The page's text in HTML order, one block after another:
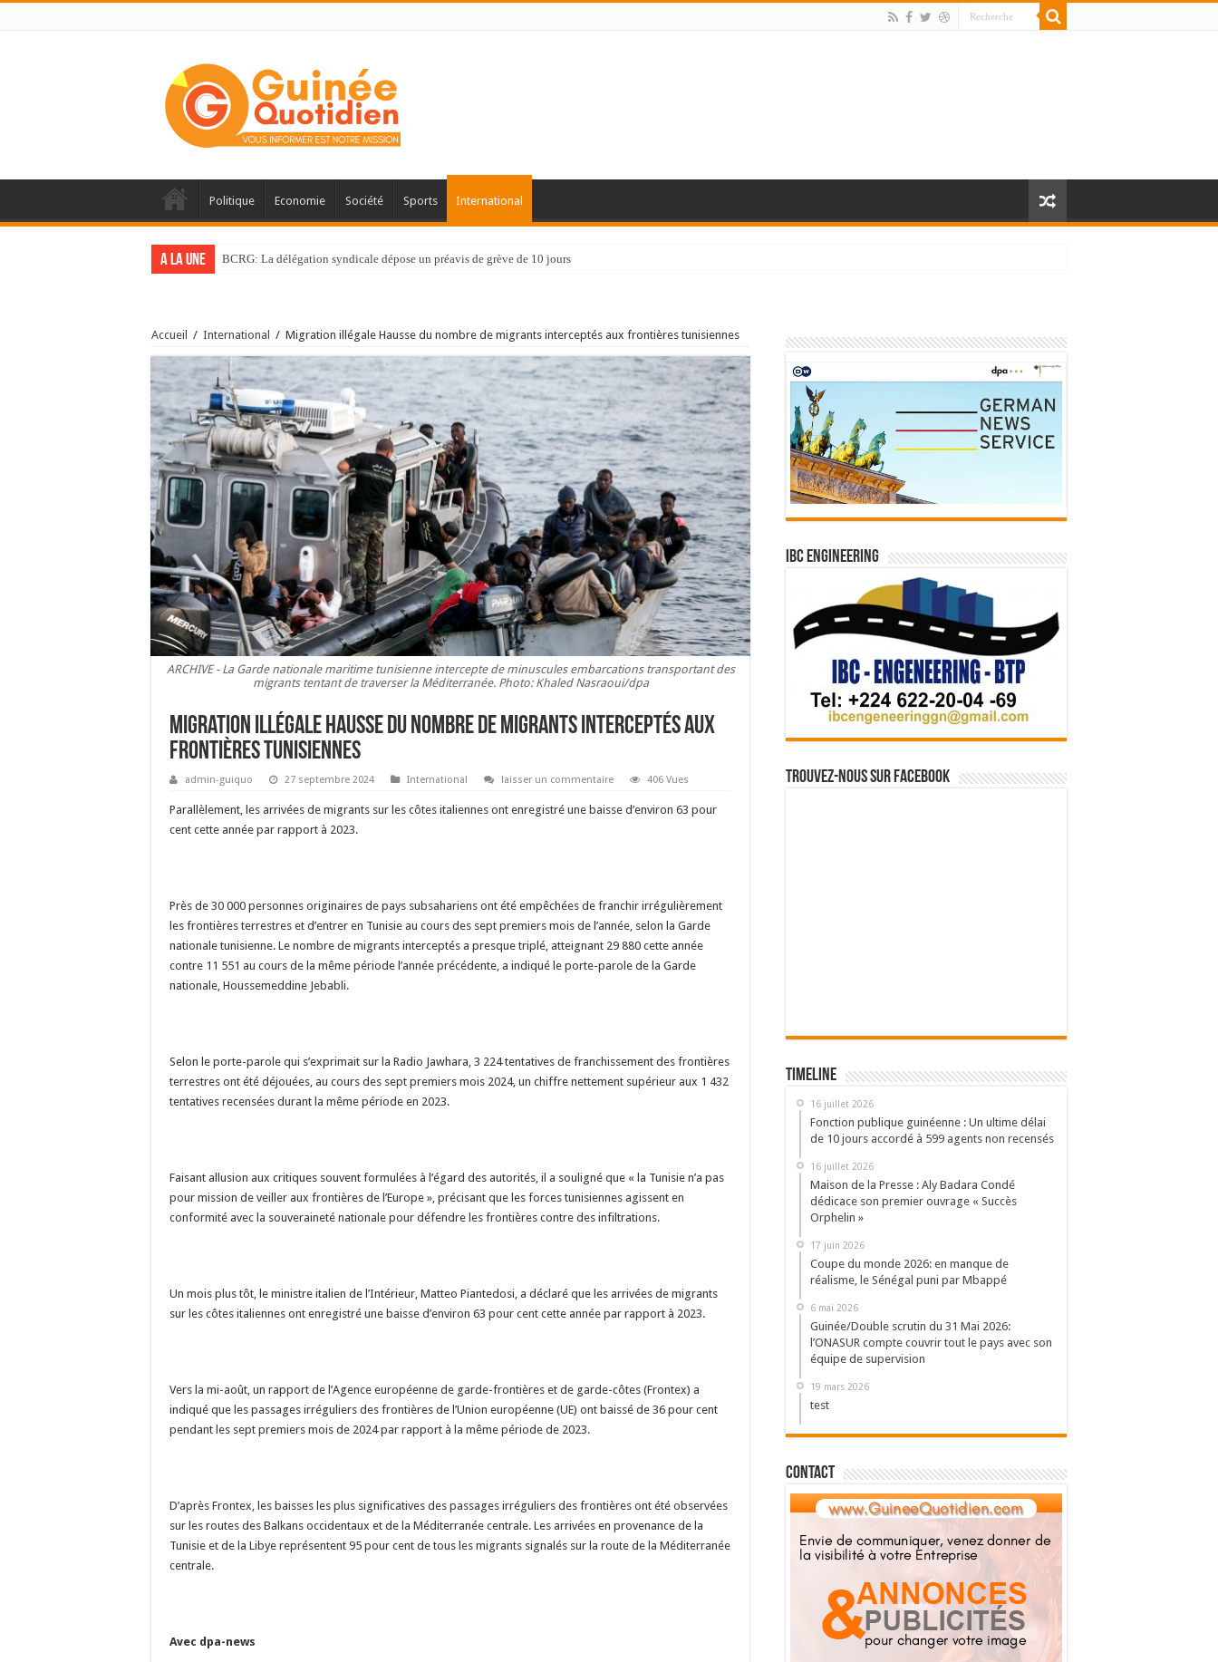
Politique Economie Société Sports International
A la une BCRG: La délégation syndicale dépose un préavis de grève de 10 jours
Accueil / International / Migration illégale Hausse du nombre de migrants interceptés aux frontières tunisiennes
ARCHIVE - La Garde nationale maritime tunisienne intercepte de minuscules embarcations transportant des
migrants tentant de traverser la Méditerranée. Photo: Khaled Nasraoui/dpa
Migration illégale Hausse du nombre de migrants interceptés aux
frontières tunisiennes
admin-guiquo 27 septembre 2024 International laisser un commentaire 406 Vues
Parallèlement, les arrivées de migrants sur les côtes italiennes ont enregistré une baisse d’environ 63 pour
cent cette année par rapport à 2023.
Près de 30 000 personnes originaires de pays subsahariens ont été empêchées de franchir irrégulièrement
les frontières terrestres et d’entrer en Tunisie au cours des sept premiers mois de l’année, selon la Garde
nationale tunisienne. Le nombre de migrants interceptés a presque triplé, atteignant 29 880 cette année
contre 11 551 au cours de la même période l’année précédente, a indiqué le porte-parole de la Garde
nationale, Houssemeddine Jebabli.
Selon le porte-parole qui s’exprimait sur la Radio Jawhara, 3 224 tentatives de franchissement des frontières
terrestres ont été déjouées, au cours des sept premiers mois 2024, un chiffre nettement supérieur aux 1 432
tentatives recensées durant la même période en 2023.
Faisant allusion aux critiques souvent formulées à l’égard des autorités, il a souligné que « la Tunisie n’a pas
pour mission de veiller aux frontières de l’Europe », précisant que les forces tunisiennes agissent en
conformité avec la souveraineté nationale pour défendre les frontières contre des infiltrations.
Un mois plus tôt, le ministre italien de l’Intérieur, Matteo Piantedosi, a déclaré que les arrivées de migrants
sur les côtes italiennes ont enregistré une baisse d’environ 63 pour cent cette année par rapport à 2023.
Vers la mi-août, un rapport de l’Agence européenne de garde-frontières et de garde-côtes (Frontex) a
indiqué que les passages irréguliers des frontières de l’Union européenne (UE) ont baissé de 36 pour cent
pendant les sept premiers mois de 2024 par rapport à la même période de 2023.
D’après Frontex, les baisses les plus significatives des passages irréguliers des frontières ont été observées
sur les routes des Balkans occidentaux et de la Méditerranée centrale. Les arrivées en provenance de la
Tunisie et de la Libye représentent 95 pour cent de tous les migrants signalés sur la route de la Méditerranée
centrale.
Avec dpa-news
IBC Engineering
Trouvez-nous sur Facebook
Timeline
16 juillet 2026
Fonction publique guinéenne : Un ultime délai
de 10 jours accordé à 599 agents non recensés
16 juillet 2026
Maison de la Presse : Aly Badara Condé
dédicace son premier ouvrage « Succès
Orphelin »
17 juin 2026
Coupe du monde 2026: en manque de
réalisme, le Sénégal puni par Mbappé
6 mai 2026
Guinée/Double scrutin du 31 Mai 2026:
l’ONASUR compte couvrir tout le pays avec son
équipe de supervision
19 mars 2026
test
Contact